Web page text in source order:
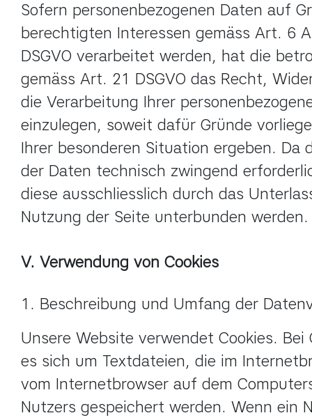
Sofern personenbezogenen Daten auf
berechtigten Interessen gemäss Art. 6
DSGVO verarbeitet werden, hat die
gemäss Art. 21 DSGVO das Recht,
die Verarbeitung Ihrer
einzulegen, soweit dafür Gründe
Ihrer besonderen Situation ergeben. Da
der Daten technisch zwingend
diese ausschliesslich durch das
Nutzung der Seite unterbunden werden.
V. Verwendung von Cookies
1. Beschreibung und Umfang der
Unsere Website verwendet Cookies. Bei
es sich um Textdateien, die im
vom Internetbrowser auf dem
Nutzers gespeichert werden. Wenn ein